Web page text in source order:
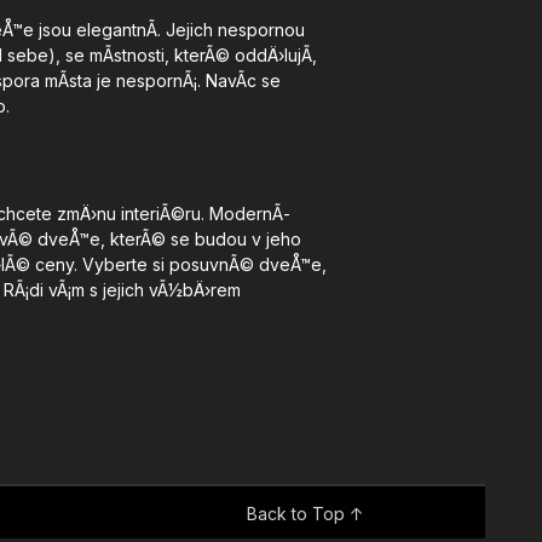
jsou elegantnÃ­. Jejich nespornou
se mÃ­stnosti, kterÃ© oddÄ›lujÃ­,
mÃ­sta je nespornÃ¡. NavÃ­c se
zmÄ›nu interiÃ©ru. ModernÃ­
dveÅ™e, kterÃ© se budou v jeho
ceny. Vyberte si posuvnÃ© dveÅ™e
vÃ¡m s jejich vÃ½bÄ›rem
Back to Top ↑